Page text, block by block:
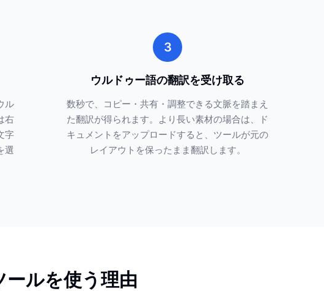
ル
右
字
選
3
ウルドゥー語の翻訳を受け取る
数秒で、コピー・共有・調整できる文脈を踏まえ
た翻訳が得られます。より長い素材の場合は、ド
キュメントをアップロードすると、ツールが元の
レイアウトを保ったまま翻訳します。
ルを使う理由